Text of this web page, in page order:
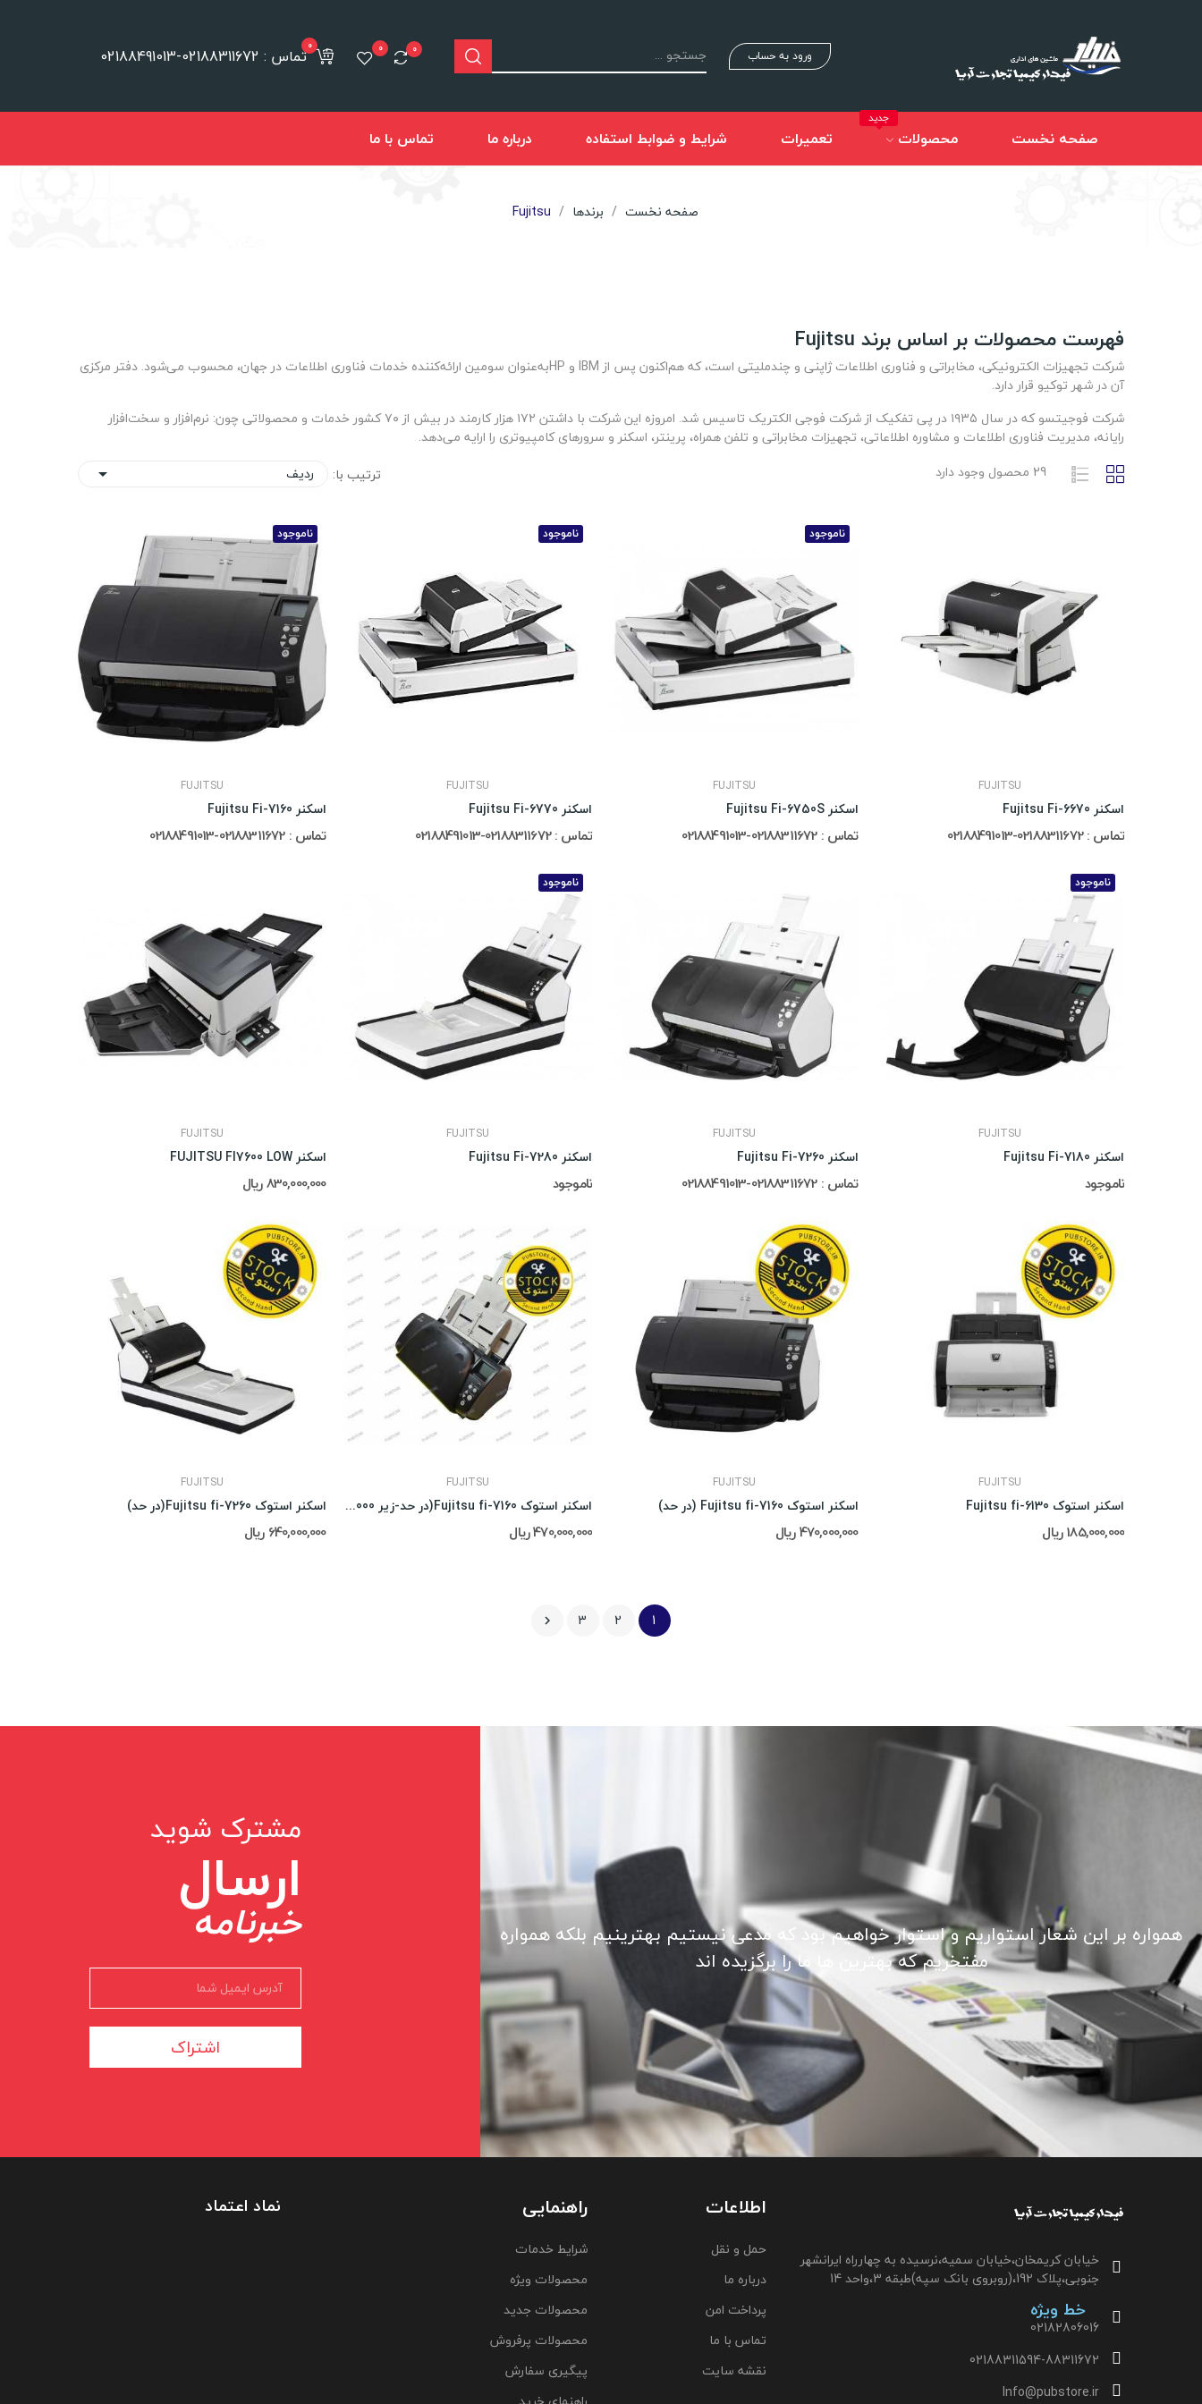
ورود به حساب 0
0 تماس : 02188311672-021884910130
صفحه نخست محصولات
جدید
تعمیرات شرایط و ضوابط استفاده درباره ما تماس با ما
صفحه نخست برندها Fujitsu
فهرست محصولات بر اساس برند Fujitsu
شرکت تجهیزات الکترونیکی، مخابراتی و فناوری اطلاعات ژاپنی و چندملیتی است، که هم‌اکنون پس از IBM و HPبه‌عنوان سومین ارائه‌کننده خدمات فناوری اطلاعات در جهان، محسوب می‌شود. دفتر مرکزی
آن در شهر توکیو قرار دارد.
شرکت فوجیتسو که در سال ۱۹۳۵ در پی تفکیک از شرکت فوجی الکتریک تاسیس شد. امروزه این شرکت با داشتن ۱۷۲ هزار کارمند در بیش از ۷۰ کشور خدمات و محصولاتی چون: نرم‌افزار و سخت‌افزار
رایانه، مدیریت فناوری اطلاعات و مشاوره اطلاعاتی، تجهیزات مخابراتی و تلفن همراه، پرینتر، اسکنر و سرورهای کامپیوتری را ارایه می‌دهد.
29 محصول وجود دارد
ترتیب با: ردیف 
FUJITSU
اسکنر Fujitsu Fi-6670
تماس : 02188311672-02188491013
ناموجود
FUJITSU
اسکنر Fujitsu Fi-6750S
تماس : 02188311672-02188491013
ناموجود
FUJITSU
اسکنر Fujitsu Fi-6770
تماس : 02188311672-02188491013
ناموجود
FUJITSU
اسکنر Fujitsu Fi-7160
تماس : 02188311672-02188491013
ناموجود
FUJITSU
اسکنر Fujitsu Fi-7180
ناموجود
FUJITSU
اسکنر Fujitsu Fi-7260
تماس : 02188311672-02188491013
ناموجود
FUJITSU
اسکنر Fujitsu Fi-7280
ناموجود
FUJITSU
اسکنر FUJITSU FI7600 LOW
830,000,000 ریال
FUJITSU
اسکنر استوک Fujitsu fi-6130
185,000,000 ریال
FUJITSU
اسکنر استوک Fujitsu fi-7160 (در حد)
470,000,000 ریال
FUJITSU
اسکنر استوک Fujitsu fi-7160(در حد-زیر 3.000)
470,000,000 ریال
FUJITSU
اسکنر استوک Fujitsu fi-7260(در حد)
640,000,000 ریال
1
2
3

همواره بر این شعار استواریم و استوار خواهیم بود که مدعی نیستیم بهترینیم بلکه همواره
مفتخریم که بهترین ها ما را برگزیده اند
مشترک شوید
ارسال
خبرنامه
اشتراک
خیابان کریمخان،خیابان سمیه،نرسیده به چهارراه ایرانشهر
جنوبی،پلاک 192،(روبروی بانک سپه)طبقه 3،واحد 14
خط ویژه
02182806016
02188311594-88311672
Info@pubstore.ir
اطلاعات
حمل و نقل
درباره ما
پرداخت امن
تماس با ما
نقشه سایت
راهنمایی
شرایط خدمات
محصولات ویژه
محصولات جدید
محصولات پرفروش
پیگیری سفارش
نماد اعتماد